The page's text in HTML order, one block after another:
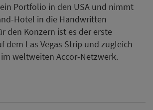
Portfolio in den USA und nimmt
Hotel in die Handwritten
den Konzern ist es der erste
dem Las Vegas Strip und zugleich
weltweiten Accor-Netzwerk.